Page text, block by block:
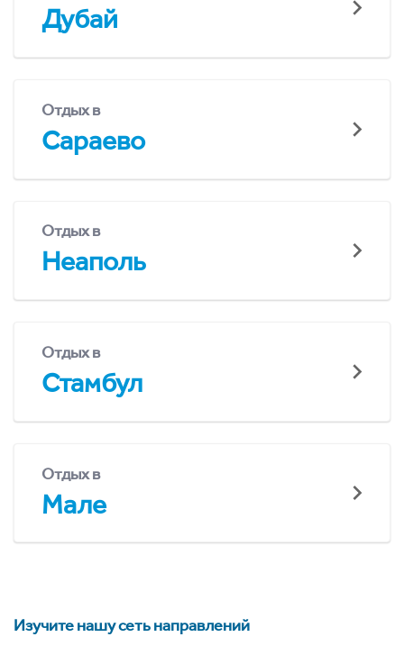
Дубай
Отдых в
Сараево
Отдых в
Неаполь
Отдых в
Стамбул
Отдых в
Мале
Изучите нашу сеть направлений